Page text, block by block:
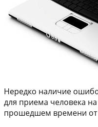
Нередко наличие
для приема человека
прошедшем времени от